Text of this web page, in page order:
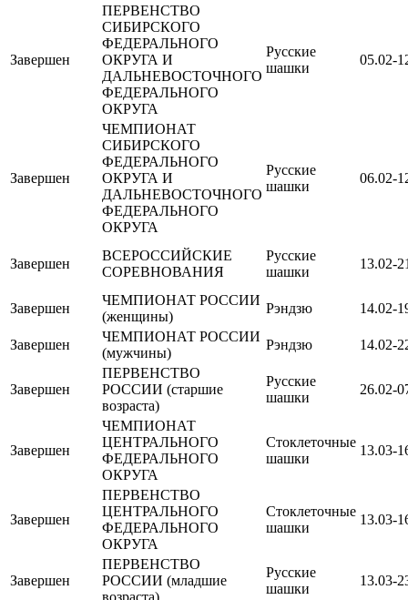
Завершен
ПЕРВЕНСТВО
СИБИРСКОГО
ФЕДЕРАЛЬНОГО
ОКРУГА И
ДАЛЬНЕВОСТОЧНОГО
ФЕДЕРАЛЬНОГО
ОКРУГА
Русские
шашки
05.02-
Завершен
ЧЕМПИОНАТ
СИБИРСКОГО
ФЕДЕРАЛЬНОГО
ОКРУГА И
ДАЛЬНЕВОСТОЧНОГО
ФЕДЕРАЛЬНОГО
ОКРУГА
Русские
шашки
06.02-
Завершен
ВСЕРОССИЙСКИЕ
СОРЕВНОВАНИЯ
Русские
шашки
13.02-
Завершен
ЧЕМПИОНАТ РОССИИ
(женщины)
Рэндзю 14.02-
Завершен
ЧЕМПИОНАТ РОССИИ
(мужчины)
Рэндзю 14.02-
Завершен
ПЕРВЕНСТВО
РОССИИ (старшие
возраста)
Русские
шашки
26.02-
Завершен
ЧЕМПИОНАТ
ЦЕНТРАЛЬНОГО
ФЕДЕРАЛЬНОГО
ОКРУГА
Стоклеточные
шашки
13.03-
Завершен
ПЕРВЕНСТВО
ЦЕНТРАЛЬНОГО
ФЕДЕРАЛЬНОГО
ОКРУГА
Стоклеточные
шашки
13.03-
Завершен
ПЕРВЕНСТВО
РОССИИ (младшие
Русские
шашки
13.03-